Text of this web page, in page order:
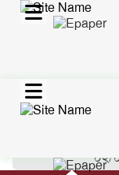
জুড়ে
সিলেট
মৌলভীবাজার
০২/